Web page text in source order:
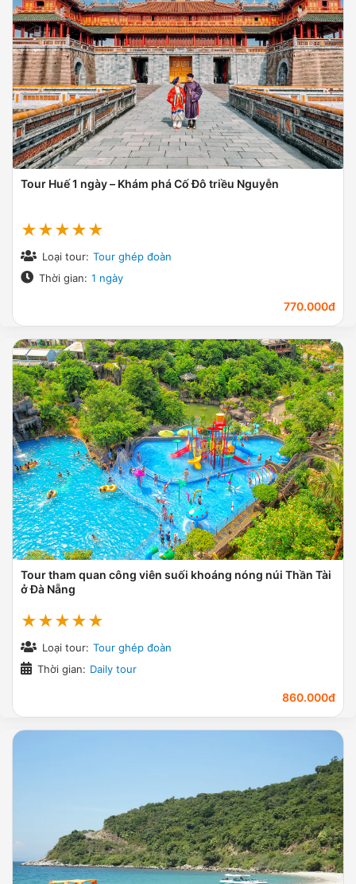
Tour Huế 1 ngày – Khám phá Cố Đô triều Nguyễn
★★★★★
Loại tour: Tour ghép đoàn
Thời gian: 1 ngày
770.000đ
Tour tham quan công viên suối khoáng nóng núi Thần Tài
ở Đà Nẵng
★★★★★
Loại tour: Tour ghép đoàn
Thời gian: Daily tour
860.000đ